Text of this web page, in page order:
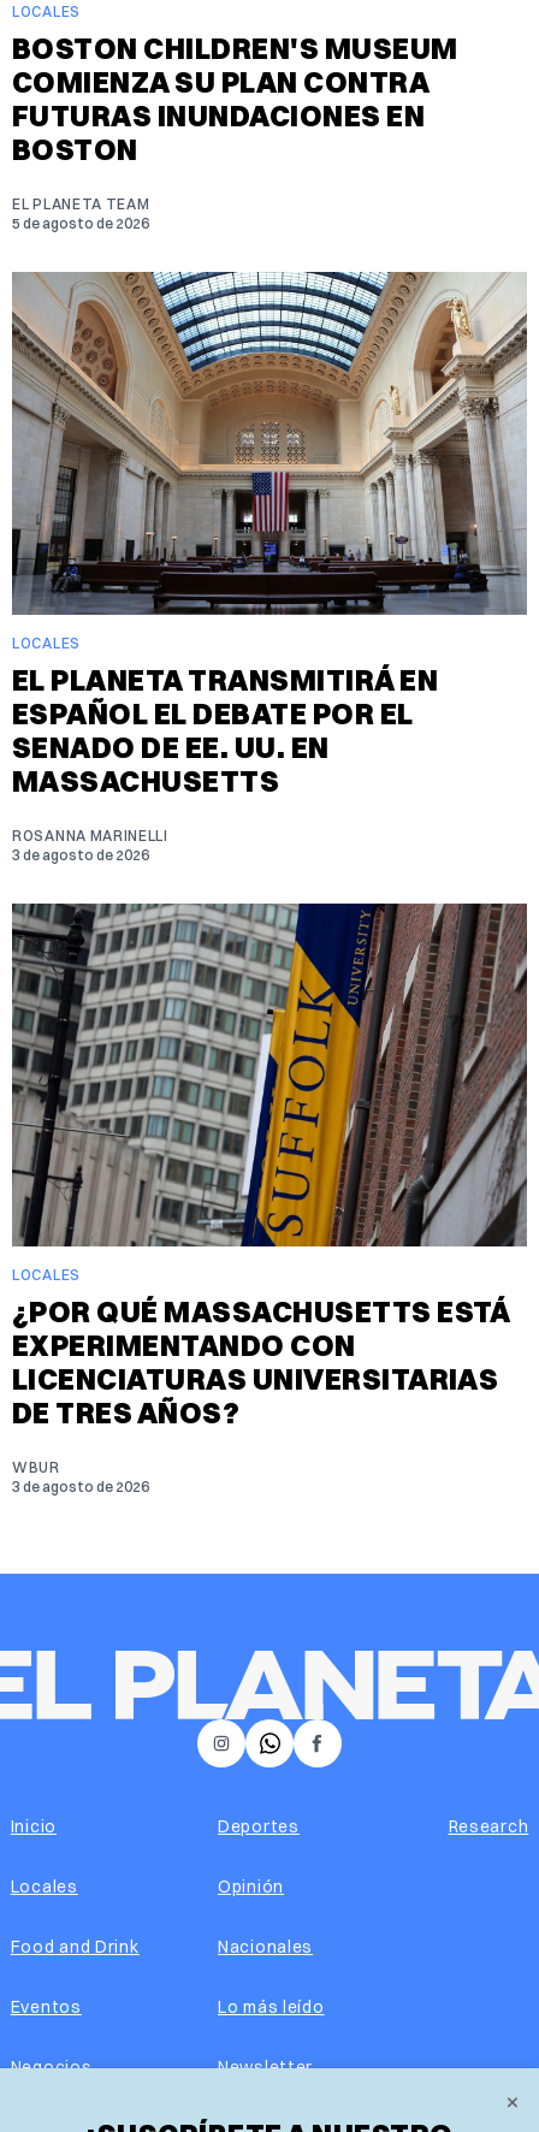
LOCALES
BOSTON CHILDREN'S MUSEUM
COMIENZA SU PLAN CONTRA
FUTURAS INUNDACIONES EN
BOSTON
EL PLANETA TEAM
5 de agosto de 2026
LOCALES
EL PLANETA TRANSMITIRÁ EN
ESPAÑOL EL DEBATE POR EL
SENADO DE EE. UU. EN
MASSACHUSETTS
ROSANNA MARINELLI
3 de agosto de 2026
LOCALES
¿POR QUÉ MASSACHUSETTS ESTÁ
EXPERIMENTANDO CON
LICENCIATURAS UNIVERSITARIAS
DE TRES AÑOS?
WBUR
3 de agosto de 2026
×
𝕏 Facebook
Instagram
Inicio
Locales
Food and Drink
Eventos
Negocios
Real Estate
Deportes
Opinión
Nacionales
Lo más leído
Newsletter
Edición impresa
Research